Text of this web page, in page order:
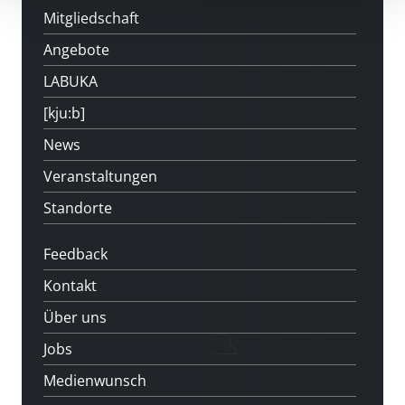
Mitgliedschaft
Angebote
LABUKA
[kju:b]
News
Veranstaltungen
Standorte
Feedback
Kontakt
Über uns
Jobs
Medienwunsch